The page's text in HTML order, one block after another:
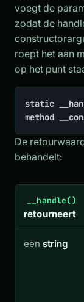
voegt de
zodat de
roept het aan
op het punt
static
method
De
behandelt:
__handle()
retourneert
een string